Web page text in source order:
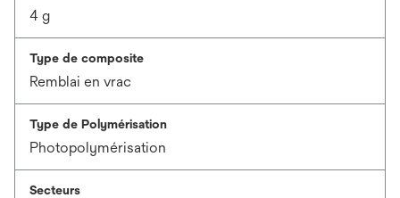
4 g
Type de composite
Remblai en vrac
Type de Polymérisation
Photopolymérisation
Secteurs